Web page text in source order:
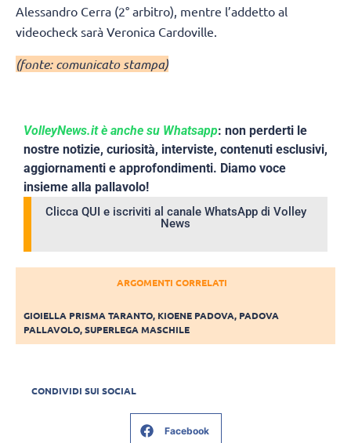
Alessandro Cerra (2° arbitro), mentre l’addetto al
videocheck sarà Veronica Cardoville.
(fonte: comunicato stampa)
VolleyNews.it è anche su Whatsapp: non perderti le
nostre notizie, curiosità, interviste, contenuti esclusivi,
aggiornamenti e approfondimenti. Diamo voce
insieme alla pallavolo!
Clicca QUI e iscriviti al canale WhatsApp di Volley
News
ARGOMENTI CORRELATI
GIOIELLA PRISMA TARANTO, KIOENE PADOVA, PADOVA
PALLAVOLO,SUPERLEGA MASCHILE
CONDIVIDI SUI SOCIAL
Facebook